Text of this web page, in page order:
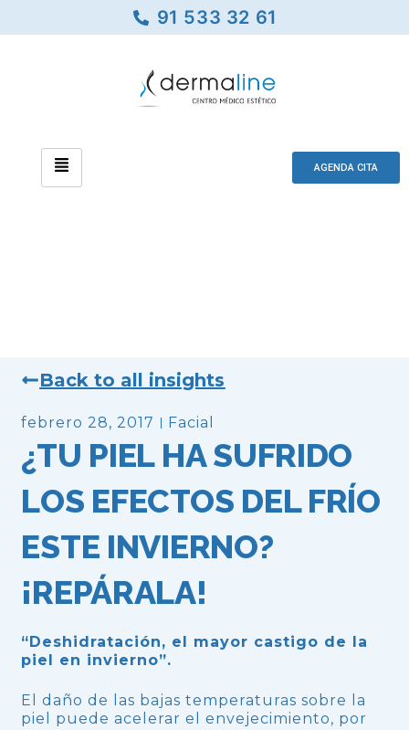
91 533 32 61
AGENDA CITA
Back to all insights
febrero 28, 2017 Facial
¿TU PIEL HA SUFRIDO
LOS EFECTOS DEL FRÍO
ESTE INVIERNO?
¡REPÁRALA!
“Deshidratación, el mayor castigo de la
piel en invierno”.
El daño de las bajas temperaturas sobre la
piel puede acelerar el envejecimiento, por